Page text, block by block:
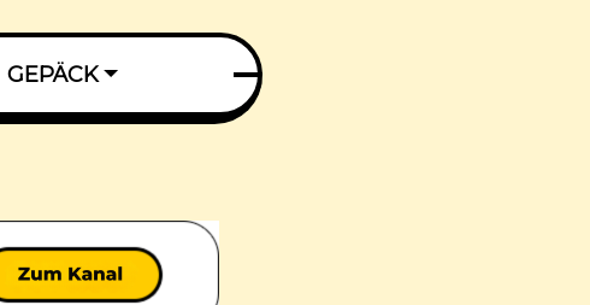
GEPÄCK